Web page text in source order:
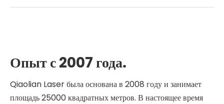
Опыт с 2007 года.
Qiaolian Laser была основана в 2008 году и занимает
площадь 25000 квадратных метров. В настоящее время